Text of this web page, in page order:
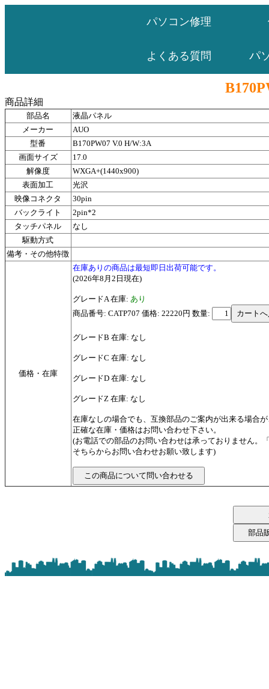
パソコン修理
よくある質問 パ
商品詳細
部品名
液晶パネル
メーカー
AUO
型番
B170PW07 V.0 H/W:3A
画面サイズ
17.0
解像度
WXGA+(1440x900)
表面加工
光沢
映像コネクタ
30pin
バックライト
2pin*2
タッチパネル
なし
駆動方式
備考・その他特徴
価格・在庫
在庫ありの商品は最短即日出荷可能です。
(2026年8月2日現在)
グレードA 在庫: あり
商品番号: CATP707 価格: 22220円 数量:
グレードB 在庫: なし
グレードC 在庫: なし
グレードD 在庫: なし
グレードZ 在庫: なし
在庫なしの場合でも、互換部品のご案内が出来る場合
正確な在庫・価格はお問い合わせ下さい。
(お電話での部品のお問い合わせは承っておりません。
そちらからお問い合わせお願い致します)